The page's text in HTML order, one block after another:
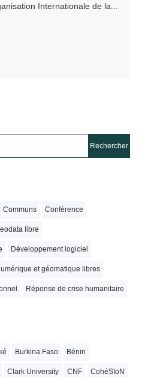
Internationale de la...
Communs Conférence
libre
Développement logiciel
et géomatique libres
Réponse de crise humanitaire
Burkina Faso Bénin
Clark University CNF CohéSIoN